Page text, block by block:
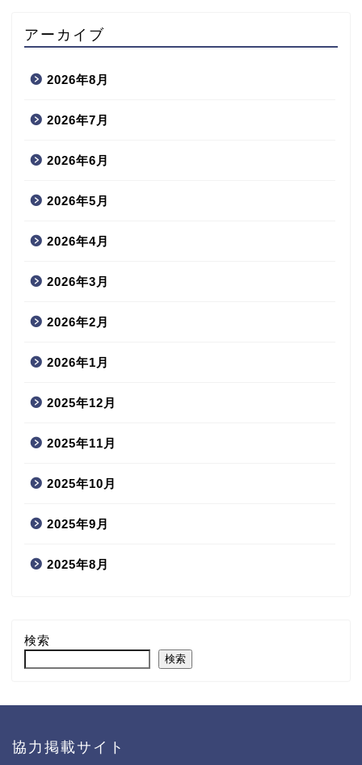
アーカイブ
2026年8月
2026年7月
2026年6月
2026年5月
2026年4月
2026年3月
2026年2月
2026年1月
2025年12月
2025年11月
2025年10月
2025年9月
2025年8月
検索
検索
協力掲載サイト